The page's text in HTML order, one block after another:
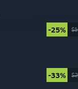
-25%
-33%